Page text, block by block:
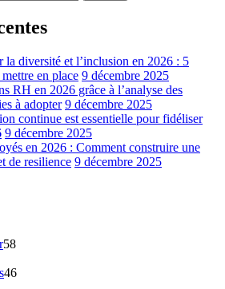
la diversité et l’inclusion en 2026 : 5
en place 9 décembre 2025
RH en 2026 grâce à l’analyse des
à adopter 9 décembre 2025
continue est essentielle pour fidéliser
9 décembre 2025
en 2026 : Comment construire une
de resilience 9 décembre 2025
58
46